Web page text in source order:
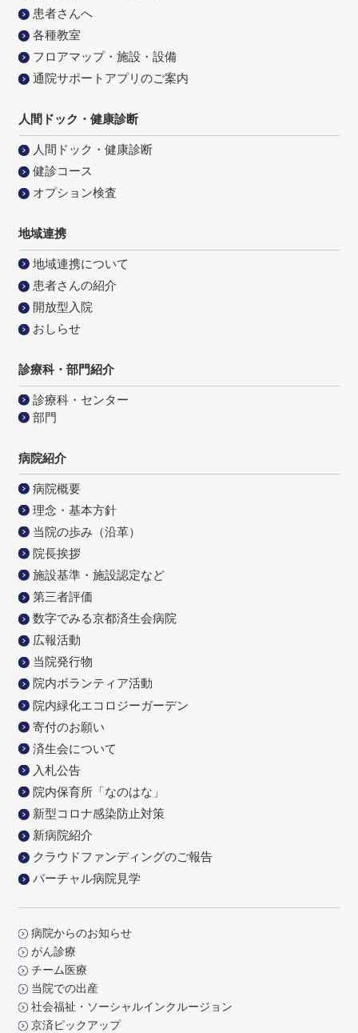
患者さんへ
各種教室
フロアマップ・施設・設備
通院サポートアプリのご案内
人間ドック・健康診断
人間ドック・健康診断
健診コース
オプション検査
地域連携
地域連携について
患者さんの紹介
開放型入院
おしらせ
診療科・部門紹介
診療科・センター
部門
病院紹介
病院概要
理念・基本方針
当院の歩み（沿革）
院長挨拶
施設基準・施設認定など
第三者評価
数字でみる京都済生会病院
広報活動
当院発行物
院内ボランティア活動
院内緑化エコロジーガーデン
寄付のお願い
済生会について
入札公告
院内保育所「なのはな」
新型コロナ感染防止対策
新病院紹介
クラウドファンディングのご報告
バーチャル病院見学
病院からのお知らせ
がん診療
チーム医療
当院での出産
社会福祉・ソーシャルインクルージョン
京済ピックアップ